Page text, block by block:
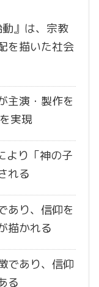
動』は、宗教
を描いた社会
主演・製作を
実現
より「神の子
れる
あり、信仰を
描かれる
であり、信仰
る